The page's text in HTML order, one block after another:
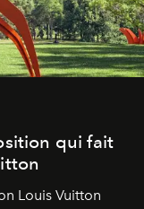
qui fait
Louis Vuitton